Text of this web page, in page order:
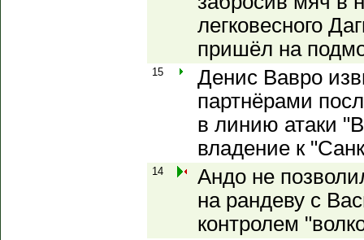
легковесного
пришёл на
15
Денис Вавро
партнёрами
в линию атаки
владение к
14
Андо не
на рандеву с
контролем